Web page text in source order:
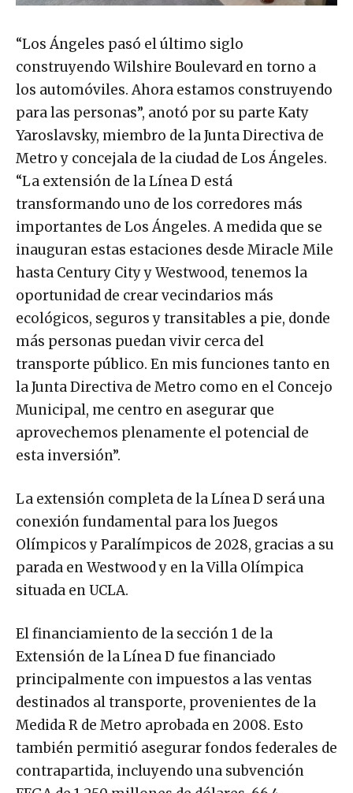
“Los Ángeles pasó el último siglo
construyendo Wilshire Boulevard en torno a
los automóviles. Ahora estamos construyendo
para las personas”, anotó por su parte Katy
Yaroslavsky, miembro de la Junta Directiva de
Metro y concejala de la ciudad de Los Ángeles.
“La extensión de la Línea D está
transformando uno de los corredores más
importantes de Los Ángeles. A medida que se
inauguran estas estaciones desde Miracle Mile
hasta Century City y Westwood, tenemos la
oportunidad de crear vecindarios más
ecológicos, seguros y transitables a pie, donde
más personas puedan vivir cerca del
transporte público. En mis funciones tanto en
la Junta Directiva de Metro como en el Concejo
Municipal, me centro en asegurar que
aprovechemos plenamente el potencial de
esta inversión”.
La extensión completa de la Línea D será una
conexión fundamental para los Juegos
Olímpicos y Paralímpicos de 2028, gracias a su
parada en Westwood y en la Villa Olímpica
situada en UCLA.
El financiamiento de la sección 1 de la
Extensión de la Línea D fue financiado
principalmente con impuestos a las ventas
destinados al transporte, provenientes de la
Medida R de Metro aprobada en 2008. Esto
también permitió asegurar fondos federales de
contrapartida, incluyendo una subvención